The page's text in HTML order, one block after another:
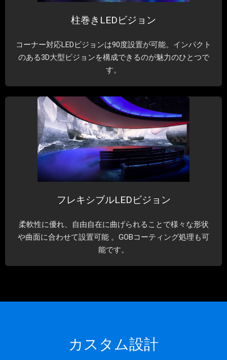
柱巻きLEDビジョン
コーナー対応LEDビジョンは90度設置が可能。インパクト
のある3D大型ビジョンを構成できるのが魅力のひとつで
す。
フレキシブルLEDビジョン
柔軟性に優れ、自由自在に曲げられることで様々な形状
や曲面に合わせて設置可能 。GOBコーティング処理も可
能です。
カスタム設計